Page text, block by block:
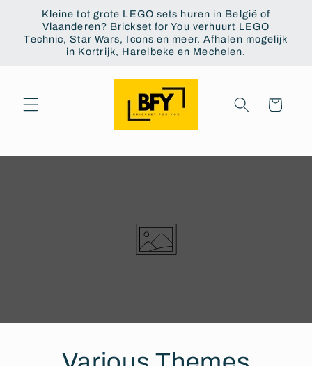
Skip to
content
Kleine tot grote LEGO sets huren in België of
Vlaanderen? Brickset for You verhuurt LEGO
Technic, Star Wars, Icons en meer. Afhalen mogelijk
in Kortrijk, Harelbeke en Mechelen.
Cart